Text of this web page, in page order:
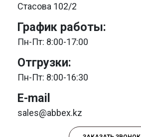
Стасова 102/2
График работы:
Пн-Пт: 8:00-17:00
Отгрузки:
Пн-Пт: 8:00-16:30
E-mail
sales@abbex.kz